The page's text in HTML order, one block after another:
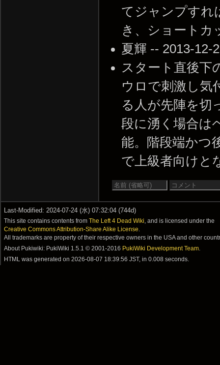
てジャンプすれ
き、ショートカ
夏輝 -- 2013-12-
スタート直後下
ウロで刺激し気
る人が先陣を切
段に湧く場合は
能。階段端かつ
で上級者向けと
Last-Modified: 2024-07-24 (水) 07:32:04 (744d)
This site contains contents from The Left 4 Dead Wiki, and is licensed under the
Creative Commons Attribution-Share Alike License.
All trademarks are property of their respective owners in the USA and other
About Pukiwiki: PukiWiki 1.5.1 © 2001-2016 PukiWiki Development Team
HTML was generated on2026-08-07 18:39:56 JST, in 0.008 seconds.